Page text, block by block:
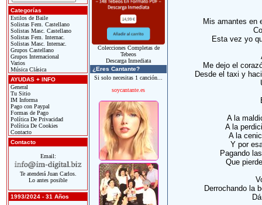
Categorías
Estilos de Baile
Solistas Fem. Castellano
Solistas Masc. Castellano
Solistas Fem. Internac.
Solistas Masc. Internac.
Grupos Castellano
Grupos Internacional
Varios
Música Clásica
AYUDAS + INFO
General
Tu Sitio
IM Informa
Pago con Paypal
Formas de Pago
Política De Privacidad
Política De Cookies
Contacto
Contacto
Email:
Te atenderá Juan Carlos.
Lo antes posible
1993/2024 - 31 Años
Colecciones Completas de
Tebeos
Descarga Inmediata
¿Eres Cantante?
Si solo necesitas 1 canción...
soycantante.es
Mis amantes en
Esta vez yo
Me dejo el
Desde el taxi y
A la
A la
A la
Y por
Pagando
Que
Derrochando la